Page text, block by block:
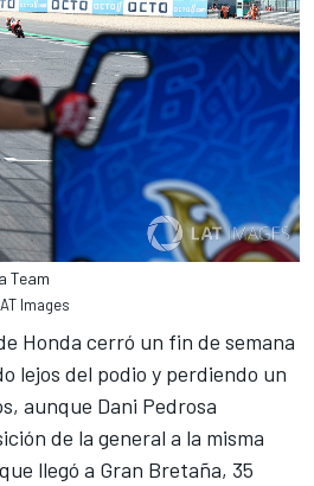
Team
Images
Honda cerró un fin de semana
lejos del podio y perdiendo un
aunque Dani Pedrosa
de la general a la misma
llegó a Gran Bretaña, 35